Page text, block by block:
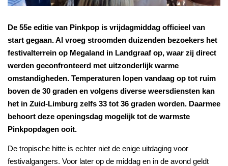
De 55e editie van Pinkpop is vrijdagmiddag officieel van
start gegaan. Al vroeg stroomden duizenden bezoekers het
festivalterrein op Megaland in Landgraaf op, waar zij direct
werden geconfronteerd met uitzonderlijk warme
omstandigheden. Temperaturen lopen vandaag op tot ruim
boven de 30 graden en volgens diverse weersdiensten kan
het in Zuid-Limburg zelfs 33 tot 36 graden worden. Daarmee
behoort deze openingsdag mogelijk tot de warmste
Pinkpopdagen ooit.
De tropische hitte is echter niet de enige uitdaging voor
festivalgangers. Voor later op de middag en in de avond geldt